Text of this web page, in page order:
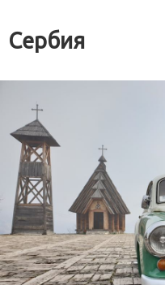
Сербия